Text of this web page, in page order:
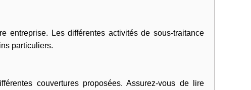
entreprise. Les différentes activités de sous-traitance
particuliers.
couvertures proposées. Assurez-vous de lire